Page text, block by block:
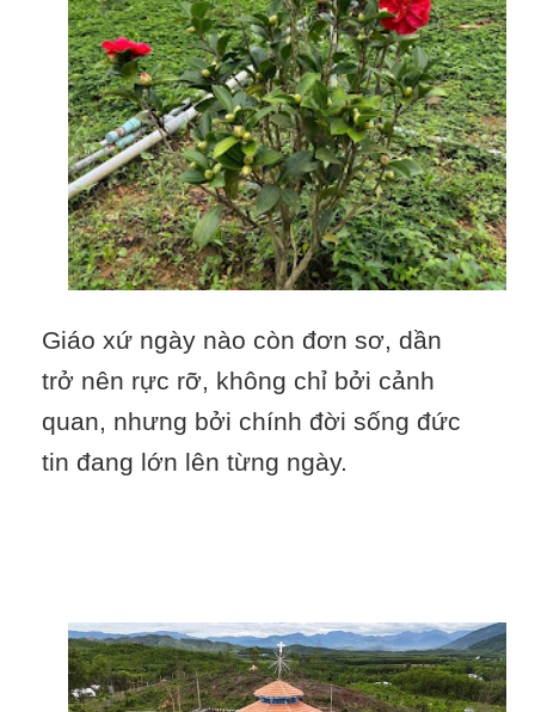
Giáo xứ ngày nào còn đơn sơ, dần
trở nên rực rỡ, không chỉ bởi cảnh
quan, nhưng bởi chính đời sống đức
tin đang lớn lên từng ngày.